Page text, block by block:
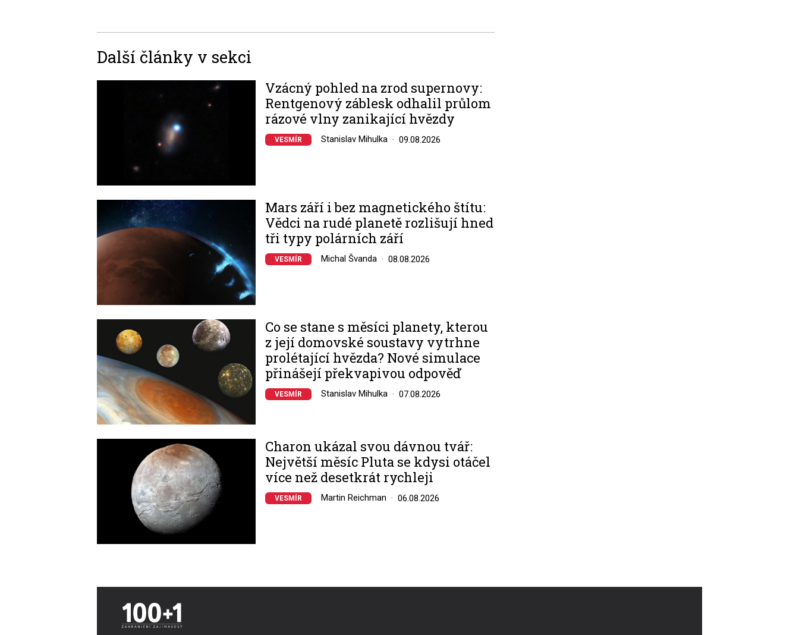
Další články v sekci
Vzácný pohled na zrod supernovy:
Rentgenový záblesk odhalil průlom
rázové vlny zanikající hvězdy
VESMÍR Stanislav Mihulka 09.08.2026
Image
Mars září i bez magnetického štítu:
Vědci na rudé planetě rozlišují hned
tři typy polárních září
VESMÍR Michal Švanda 08.08.2026
Co se stane s měsíci planety, kterou
z její domovské soustavy vytrhne
prolétající hvězda? Nové simulace
přinášejí překvapivou odpověď
VESMÍR Stanislav Mihulka 07.08.2026
Charon ukázal svou dávnou tvář:
Největší měsíc Pluta se kdysi otáčel
více než desetkrát rychleji
VESMÍR Martin Reichman 06.08.2026